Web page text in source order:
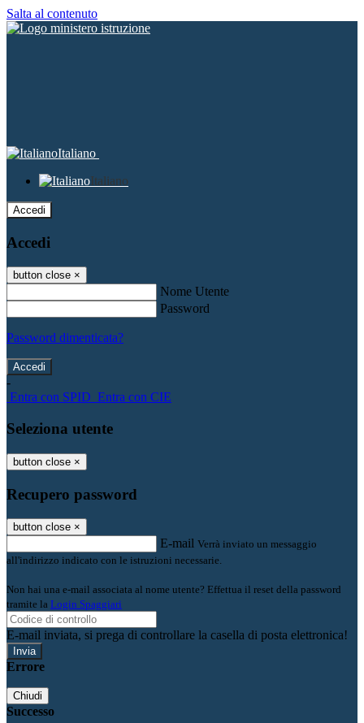
Salta al contenuto
Italiano
Italiano
Accedi
Accedi
button close ×
Nome Utente
Password
Password dimenticata?
-
Entra con SPID Entra con CIE
Seleziona utente
button close ×
Recupero password
button close ×
E-mail Verrà inviato un messaggio
all'indirizzo indicato con le istruzioni necessarie.
Non hai una e-mail associata al nome utente? Effettua il reset della password
tramite la Login Spaggiari
E-mail inviata, si prega di controllare la casella di posta elettronica!
Errore
Chiudi
Successo